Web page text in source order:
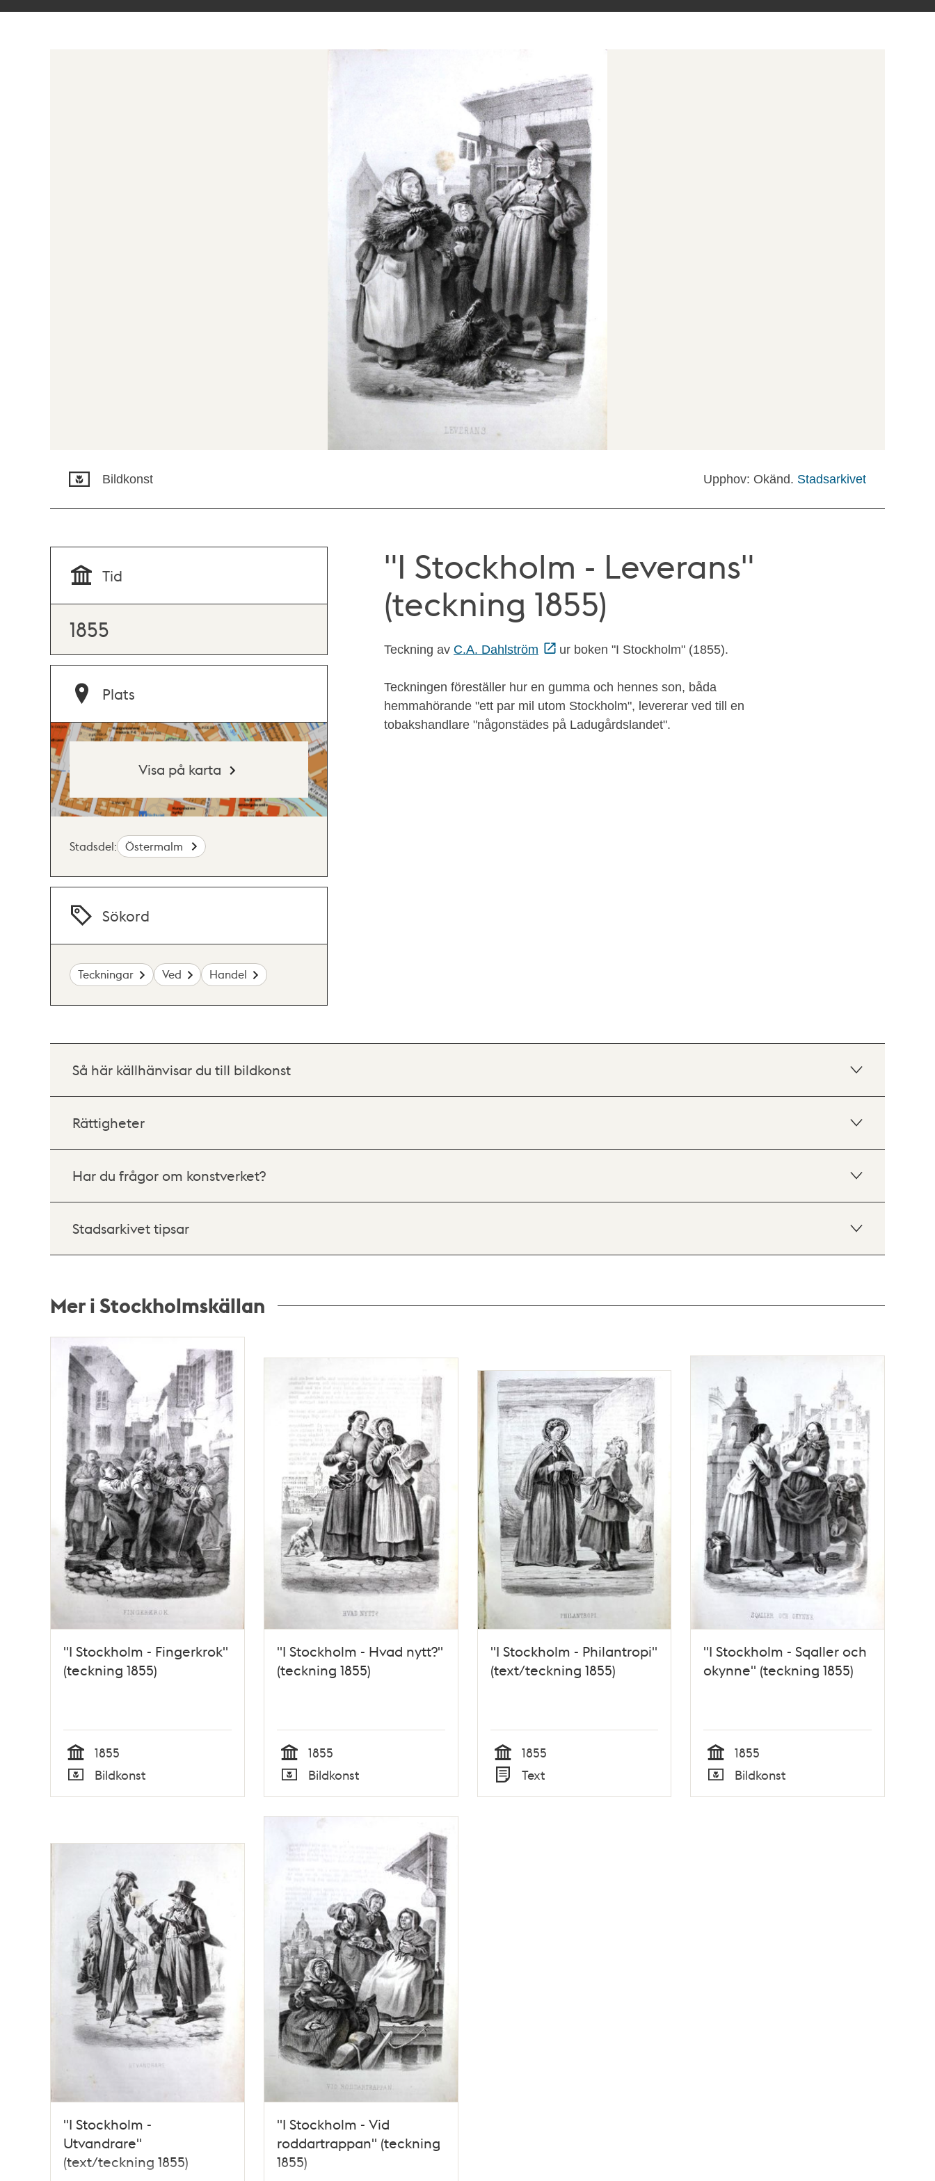
Bildkonst Upphov: Okänd. Stadsarkivet
"I Stockholm - Leverans"
(teckning 1855)
Teckning av C.A. Dahlström ur boken "I Stockholm" (1855).
Teckningen föreställer hur en gumma och hennes son, båda
hemmahörande "ett par mil utom Stockholm", levererar ved till en
tobakshandlare "någonstädes på Ladugårdslandet".
Tid
1855
Plats
Visa på karta
Stadsdel: Östermalm
Sökord
Teckningar Ved Handel
Så här källhänvisar du till bildkonst
Rättigheter
Har du frågor om konstverket?
Stadsarkivet tipsar
Mer i Stockholmskällan
Relaterade
poster
och
teman
"I Stockholm - Fingerkrok"
(teckning 1855)
Tid
1855
Typ
Bildkonst
"I Stockholm - Hvad nytt?"
(teckning 1855)
Tid
1855
Typ
Bildkonst
"I Stockholm - Philantropi"
(text/teckning 1855)
Tid
1855
Typ
Text
"I Stockholm - Sqaller och
okynne" (teckning 1855)
Tid
1855
Typ
Bildkonst
"I Stockholm -
Utvandrare"
(text/teckning 1855)
"I Stockholm - Vid
roddartrappan" (teckning
1855)